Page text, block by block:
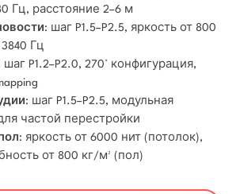
Гц, расстояние 2–6 м
: шаг P1.5–P2.5, яркость от 800
Гц
шаг P1.2–P2.0, 270° конфигурация,
: шаг P1.5–P2.5, модульная
частой перестройки
: яркость от 6000 нит (потолок),
от 800 кг/м² (пол)